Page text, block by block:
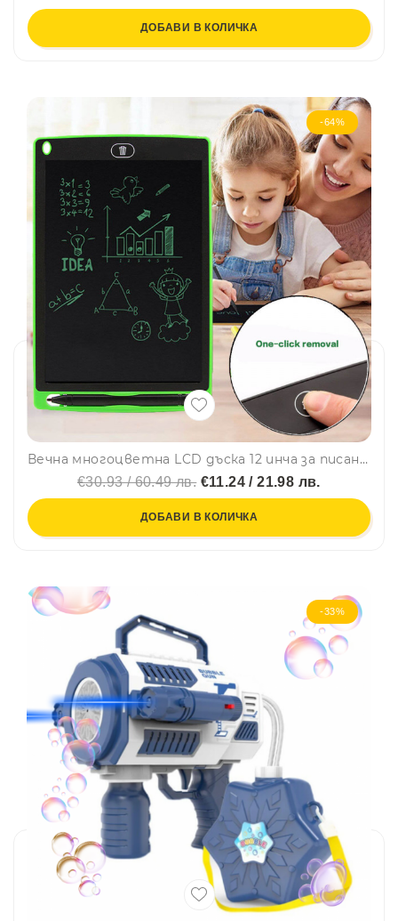
ДОБАВИ В КОЛИЧКА
-64%
Вечна многоцветна LCD дъска 12 инча за писане, рисуване, четене. КРАЙ С ХАРТИЯТА, СПАСИ ДЪРВО!
€30.93 / 60.49 лв.€11.24 / 21.98 лв.
ДОБАВИ В КОЛИЧКА
-33%